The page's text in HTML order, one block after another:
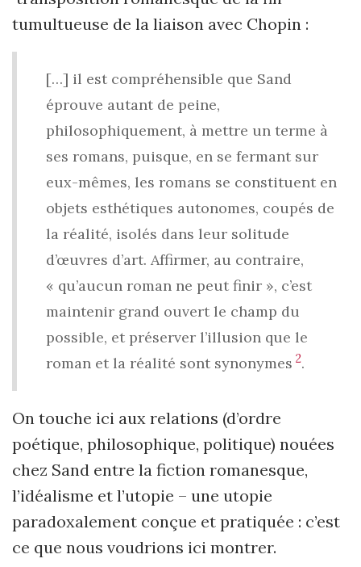
tumultueuse de la liaison avec Chopin :
[…] il est compréhensible que Sand
éprouve autant de peine,
philosophiquement, à mettre un terme à
ses romans, puisque, en se fermant sur
eux-mêmes, les romans se constituent en
objets esthétiques autonomes, coupés de
la réalité, isolés dans leur solitude
d’œuvres d’art. Affirmer, au contraire,
« qu’aucun roman ne peut finir », c’est
maintenir grand ouvert le champ du
possible, et préserver l’illusion que le
roman et la réalité sont synonymes 2.
On touche ici aux relations (d’ordre
poétique, philosophique, politique) nouées
chez Sand entre la fiction romanesque,
l’idéalisme et l’utopie – une utopie
paradoxalement conçue et pratiquée : c’est
ce que nous voudrions ici montrer.